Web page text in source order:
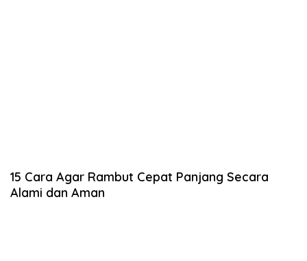
15 Cara Agar Rambut Cepat Panjang Secara
Alami dan Aman